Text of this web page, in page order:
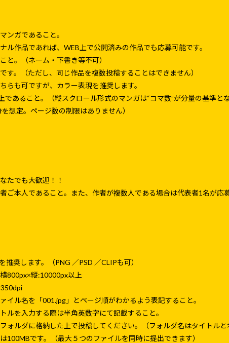
ンガであること。
ル作品であれば、WEB上で公開済みの作品でも応募可能です。
と。（ネーム・下書き等不可）
す。（ただし、同じ作品を複数投稿することはできません）
らも可ですが、カラー表現を推奨します。
であること。（縦スクロール形式のマンガは“コマ数”が分量の基準とな
想定。ページ数の制限はありません）
たでも大歓迎！！
ご本人であること。また、作者が複数人である場合は代表者1名が応
推奨します。（PNG ／PSD ／CLIPも可）
800px×縦:10000px以上
イル名を「001.jpg」とページ順がわかるよう表記すること。
ルを入力する際は半角英数字にて記載すること。
ォルダに格納した上で投稿してください。（フォルダ名はタイトルと
100MBです。（最大５つのファイルを同時に提出できます）